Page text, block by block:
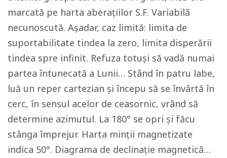
marcată pe harta aberațiilor S.F. Variabilă
necunoscută. Așadar, caz limită: limita de
suportabilitate tindea la zero, limita disperării
tindea spre infinit. Refuza totuși să vadă numai
partea întunecată a Lunii… Stând în patru labe,
luă un reper cartezian și începu să se învârtă în
cerc, în sensul acelor de ceasornic, vrând să
determine azimutul. La 180° se opri și făcu
stânga împrejur. Harta minții magnetizate
indica 50°. Diagrama de declinație magnetică…